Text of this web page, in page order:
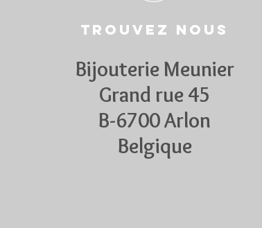
Trouvez nous
Bijouterie Meunier
Grand rue 45
B-6700 Arlon
Belgique